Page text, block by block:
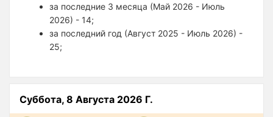
за последние 3 месяца (Май 2026 - Июль
2026) - 14;
за последний год (Август 2025 - Июль 2026) -
25;
Суббота, 8 Августа 2026 Г.